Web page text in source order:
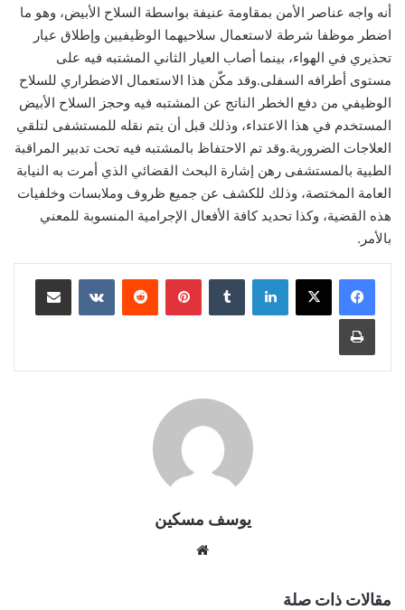
أنه واجه عناصر الأمن بمقاومة عنيفة بواسطة السلاح الأبيض، وهو ما
اضطر موظفا شرطة لاستعمال سلاحيهما الوظيفيين وإطلاق عيار
تحذيري في الهواء، بينما أصاب العيار الثاني المشتبه فيه على
مستوى أطرافه السفلى.وقد مكّن هذا الاستعمال الاضطراري للسلاح
الوظيفي من دفع الخطر الناتج عن المشتبه فيه وحجز السلاح الأبيض
المستخدم في هذا الاعتداء، وذلك قبل أن يتم نقله للمستشفى لتلقي
العلاجات الضرورية.وقد تم الاحتفاظ بالمشتبه فيه تحت تدبير المراقبة
الطبية بالمستشفى رهن إشارة البحث القضائي الذي أمرت به النيابة
العامة المختصة، وذلك للكشف عن جميع ظروف وملابسات وخلفيات
هذه القضية، وكذا تحديد كافة الأفعال الإجرامية المنسوبة للمعني
بالأمر.
لينكدإن بينتيريست مشاركة عبر البريد
طباعة
يوسف مسكين
مقالات ذات صلة